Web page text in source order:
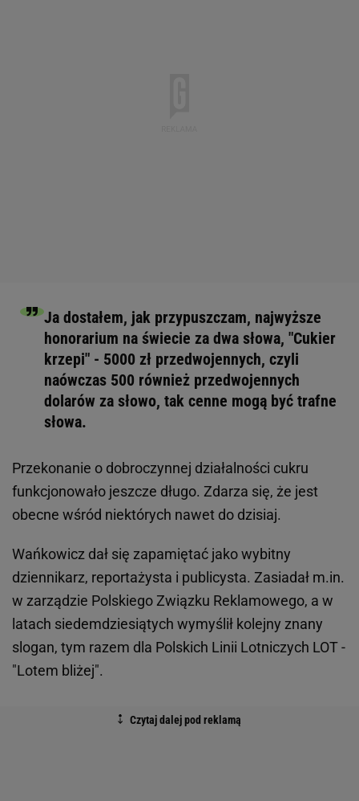
Ja dostałem, jak przypuszczam, najwyższe
honorarium na świecie za dwa słowa, "Cukier
krzepi" - 5000 zł przedwojennych, czyli
naówczas 500 również przedwojennych
dolarów za słowo, tak cenne mogą być trafne
słowa.
Przekonanie o dobroczynnej działalności cukru
funkcjonowało jeszcze długo. Zdarza się, że jest
obecne wśród niektórych nawet do dzisiaj.
Wańkowicz dał się zapamiętać jako wybitny
dziennikarz, reportażysta i publicysta. Zasiadał m.in.
w zarządzie Polskiego Związku Reklamowego, a w
latach siedemdziesiątych wymyślił kolejny znany
slogan, tym razem dla Polskich Linii Lotniczych LOT -
"Lotem bliżej".